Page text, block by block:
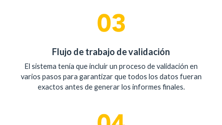
Flujo de trabajo de validación
El sistema tenía que incluir un proceso de validación en
varios pasos para garantizar que todos los datos fueran
exactos antes de generar los informes finales.